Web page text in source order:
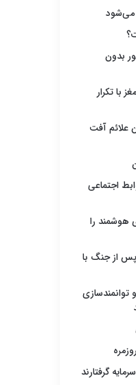
می‌شود
بدون
تکرار
علائم آفت
اجتماعی
هوشمند را
پس از جنگ با
گرفتارند